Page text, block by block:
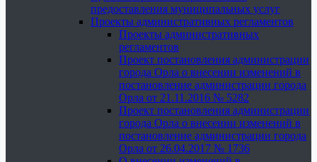
предоставления муниципальных услуг
Проекты административных регламентов
Проекты административных
регламентов
Проект постановления администрации
города Орла о внесении изменений в
постановление администрации города
Орла от 21.11.2016 № 5282
Проект постановления администрации
города Орла о внесении изменений в
постановление администрации города
Орла от 26.04.2017 № 1736